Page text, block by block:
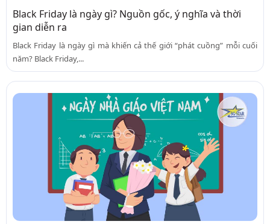
Black Friday là ngày gì? Nguồn gốc, ý nghĩa và thời
gian diễn ra
Black Friday là ngày gì mà khiến cả thế giới “phát cuồng” mỗi cuối
năm? Black Friday,...